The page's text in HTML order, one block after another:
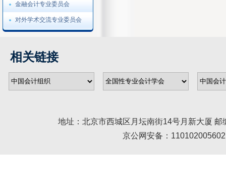
金融会计专业委员会
对外学术交流专业委员会
相关链接
地址：北京市西城区月坛南街14号月新大厦
京公网安备：